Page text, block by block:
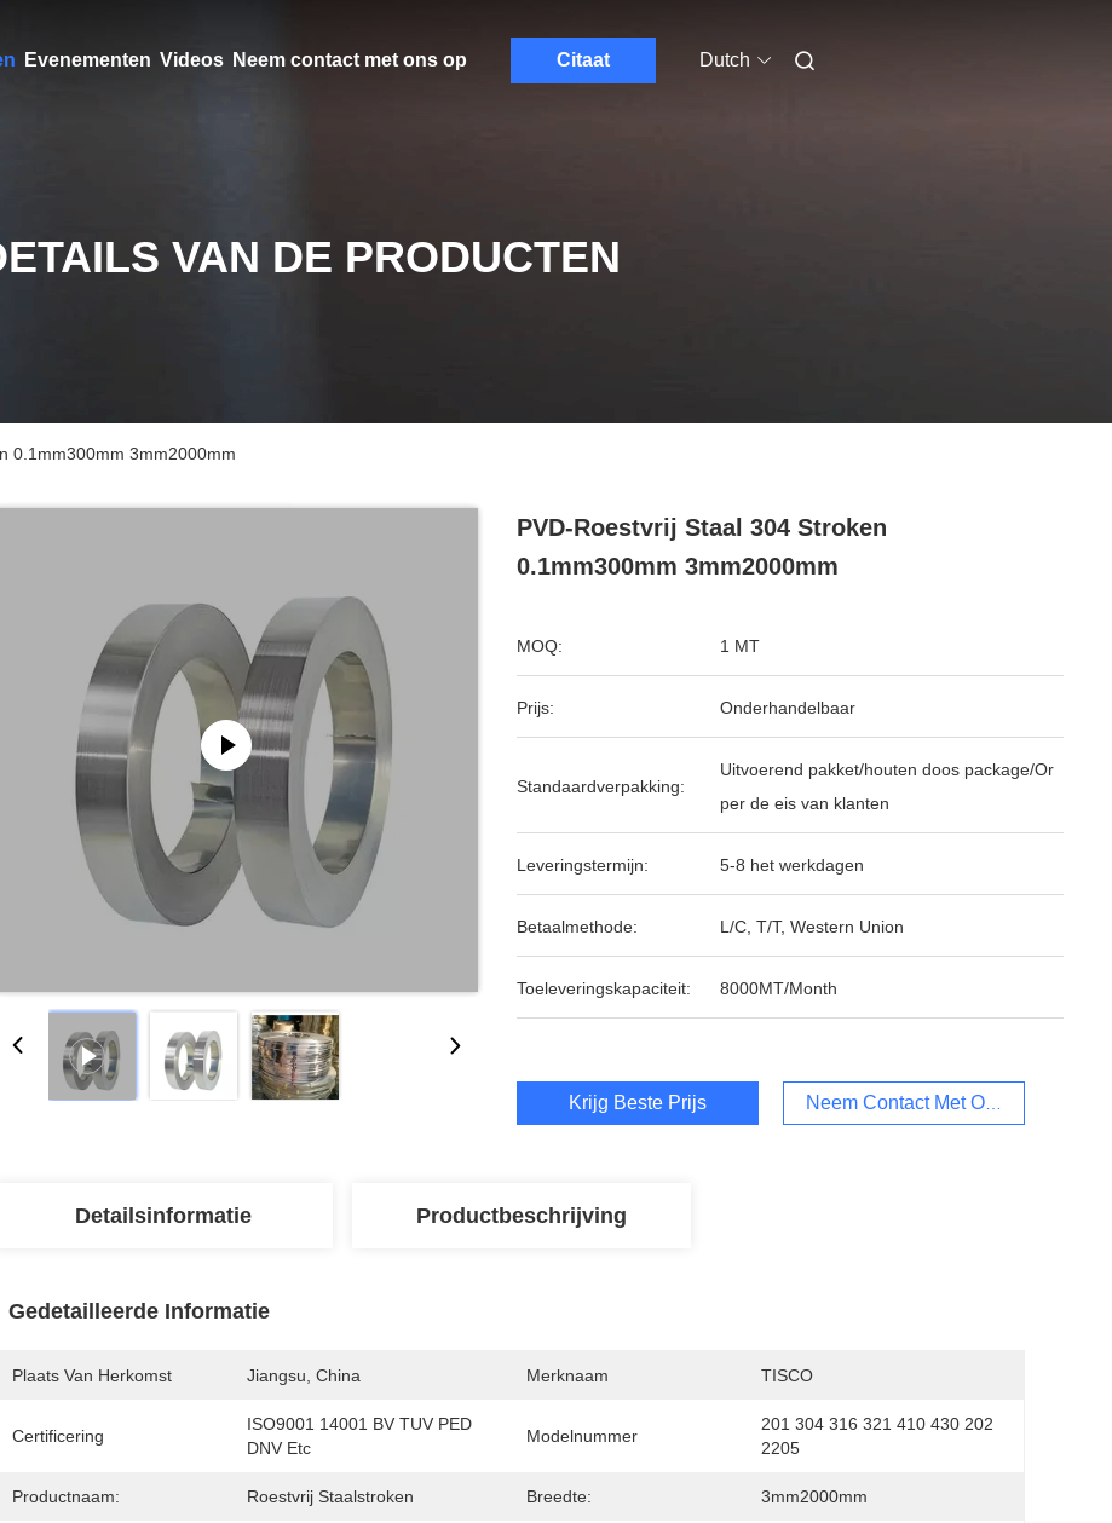
Evenementen Videos Neem contact met ons op Citaat Dutch
VAN DE PRODUCTEN
0.1mm300mm 3mm2000mm
PVD-Roestvrij Staal 304 Stroken
0.1mm300mm 3mm2000mm
MOQ: 1 MT
Prijs: Onderhandelbaar
Standaardverpakking:
Uitvoerend pakket/houten doos package/Or
per de eis van klanten
Leveringstermijn: 5-8 het werkdagen
Betaalmethode: L/C, T/T, Western Union
Toeleveringskapaciteit: 8000MT/Month
Krijg Beste Prijs Neem Contact Met Ons Op
Detailsinformatie Productbeschrijving
Gedetailleerde Informatie
Plaats Van Herkomst Jiangsu, China Merknaam TISCO
Certificering
ISO9001 14001 BV TUV PED
DNV Etc
Modelnummer
201 304 316 321 410 430 202
2205
Productnaam: Roestvrij Staalstroken Breedte: 3mm2000mm